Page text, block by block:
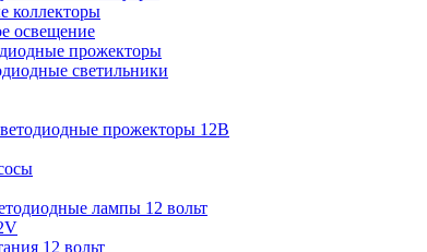
коллекторы
освещение
прожекторы
светильники
прожекторы 12В
лампы 12 вольт
12 вольт